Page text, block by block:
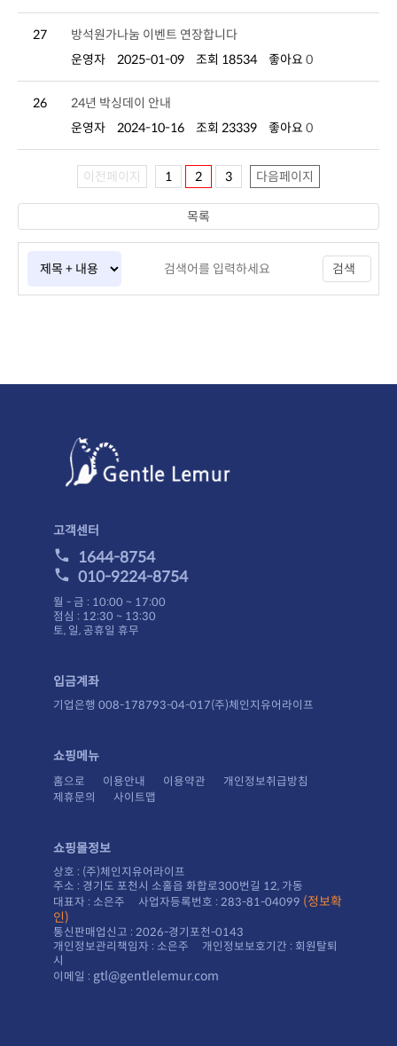
27
방석원가나눔 이벤트 연장합니다
운영자
2025-01-09 조회 18534 좋아요 0
26
24년 박싱데이 안내
운영자
2024-10-16 조회 23339 좋아요 0
이전페이지 1 2 3 다음페이지
검색
목록
고객센터
1644-8754
010-9224-8754
월 - 금 : 10:00 ~ 17:00
점심 : 12:30 ~ 13:30
토, 일, 공휴일 휴무
입금계좌
기업은행 008-178793-04-017(주)체인지유어라이프
쇼핑메뉴
홈으로 이용안내 이용약관
개인정보취급방침
제휴문의
사이트맵
쇼핑몰정보
상호 : (주)체인지유어라이프
주소 : 경기도 포천시 소홀읍 화합로300번길 12, 가동
대표자 : 소은주 사업자등록번호 : 283-81-04099
인)
통신판매업신고 : 2026-경기포천-0143
시
이메일 : gtl@gentlelemur.com